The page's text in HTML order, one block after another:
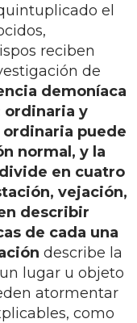
el
reciben
de
demoníaca
ordinaria y
puede
normal, y la
en cuatro
vejación,
describir
de cada una
describe la
lugar u objeto
atormentar
como